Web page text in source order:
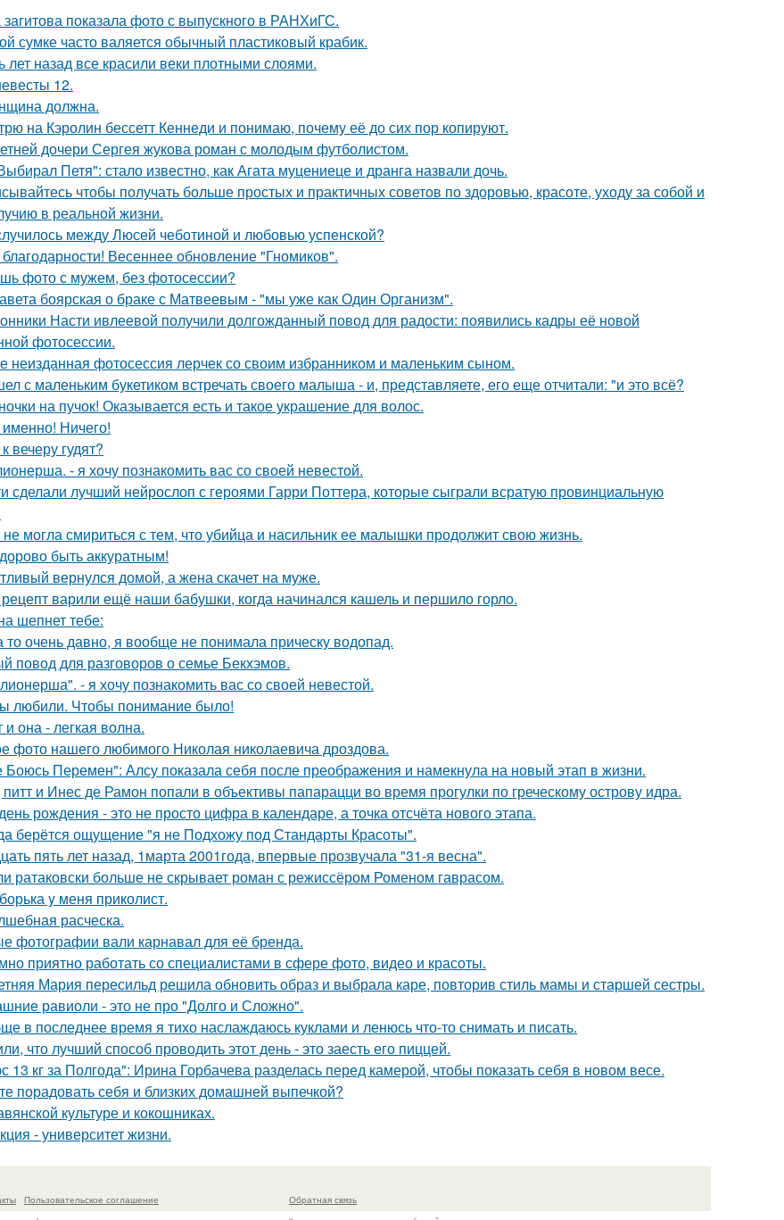
показала фото с выпускного в РАНХиГС.
сумке часто валяется обычный пластиковый крабик.
лет назад все красили веки плотными слоями.
12.
должна.
на Кэролин бессетт Кеннеди и понимаю, почему её до сих пор копируют.
дочери Сергея жукова роман с молодым футболистом.
Петя": стало известно, как Агата муцениеце и дранга назвали дочь.
чтобы получать больше простых и практичных советов по здоровью, красоте, уходу за собой и
в реальной жизни.
между Люсей чеботиной и любовью успенской?
Весеннее обновление "Гномиков".
фото с мужем, без фотосессии?
боярская о браке с Матвеевым - "мы уже как Один Организм".
Насти ивлеевой получили долгожданный повод для радости: появились кадры её новой
фотосессии.
неизданная фотосессия лерчек со своим избранником и маленьким сыном.
с маленьким букетиком встречать своего малыша - и, представляете, его еще отчитали: "и это всё?
на пучок! Оказывается есть и такое украшение для волос.
Ничего!
вечеру гудят?
- я хочу познакомить вас со своей невестой.
сделали лучший нейрослоп с героями Гарри Поттера, которые сыграли всратую провинциальную
могла смириться с тем, что убийца и насильник ее малышки продолжит свою жизнь.
быть аккуратным!
вернулся домой, а жена скачет на муже.
варили ещё наши бабушки, когда начинался кашель и першило горло.
шепнет тебе:
то очень давно, я вообще не понимала прическу водопад.
повод для разговоров о семье Бекхэмов.
- я хочу познакомить вас со своей невестой.
любили. Чтобы понимание было!
и она - легкая волна.
фото нашего любимого Николая николаевича дроздова.
Перемен": Алсу показала себя после преображения и намекнула на новый этап в жизни.
и Инес де Рамон попали в объективы папарацци во время прогулки по греческому острову идра.
рождения - это не просто цифра в календаре, а точка отсчёта нового этапа.
берётся ощущение "я не Подхожу под Стандарты Красоты".
пять лет назад, 1марта 2001года, впервые прозвучала "31-я весна".
ратаковски больше не скрывает роман с режиссёром Роменом гаврасом.
y меня приколист.
расческа.
фотографии вали карнавал для её бренда.
приятно работать со специалистами в сфере фото, видео и красоты.
Мария пересильд решила обновить образ и выбрала каре, повторив стиль мамы и старшей сестры.
равиоли - это не про "Долго и Сложно".
в последнее время я тихо наслаждаюсь куклами и ленюсь что-то снимать и писать.
что лучший способ проводить этот день - это заесть его пиццей.
13 кг за Полгода": Ирина Горбачева разделась перед камерой, чтобы показать себя в новом весе.
порадовать себя и близких домашней выпечкой?
культуре и кокошниках.
- университет жизни.
Пользовательское соглашение
Обратная связь